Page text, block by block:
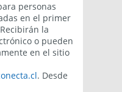
personas
en el primer
la
o pueden
en el sitio
. Desde